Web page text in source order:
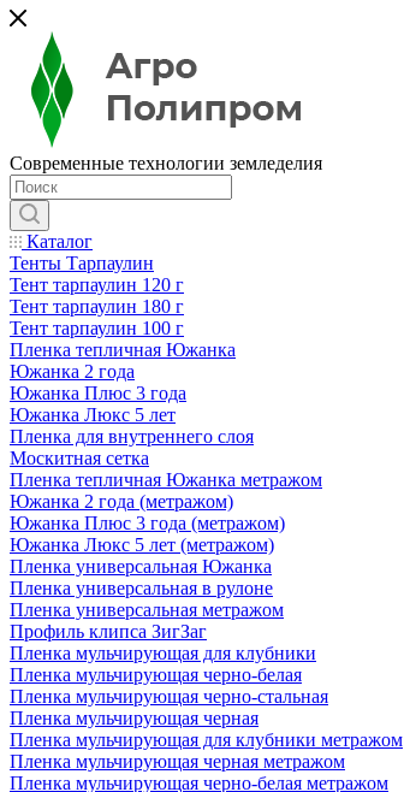
Современные технологии земледелия
Каталог
Тенты Тарпаулин
Тент тарпаулин 120 г
Тент тарпаулин 180 г
Тент тарпаулин 100 г
Пленка тепличная Южанка
Южанка 2 года
Южанка Плюс 3 года
Южанка Люкс 5 лет
Пленка для внутреннего слоя
Москитная сетка
Пленка тепличная Южанка метражом
Южанка 2 года (метражом)
Южанка Плюс 3 года (метражом)
Южанка Люкс 5 лет (метражом)
Пленка универсальная Южанка
Пленка универсальная в рулоне
Пленка универсальная метражом
Профиль клипса ЗигЗаг
Пленка мульчирующая для клубники
Пленка мульчирующая черно-белая
Пленка мульчирующая черно-стальная
Пленка мульчирующая черная
Пленка мульчирующая для клубники метражом
Пленка мульчирующая черная метражом
Пленка мульчирующая черно-белая метражом